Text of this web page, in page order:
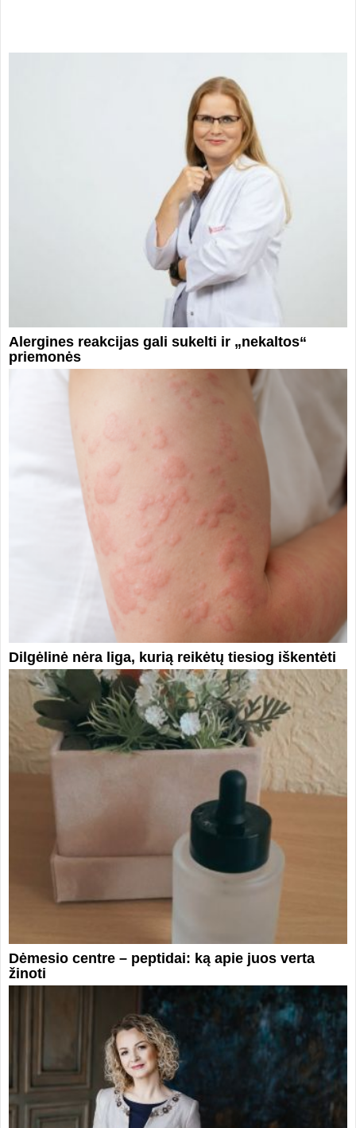
Alergines reakcijas gali sukelti ir „nekaltos“
priemonės
Dilgėlinė nėra liga, kurią reikėtų tiesiog iškentėti
Dėmesio centre – peptidai: ką apie juos verta
žinoti